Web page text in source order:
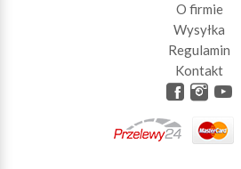
O firmie
Wysyłka
Regulamin
Kontakt